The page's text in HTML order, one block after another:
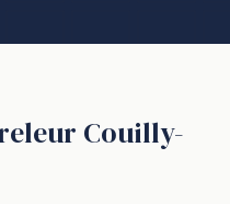
Couilly-